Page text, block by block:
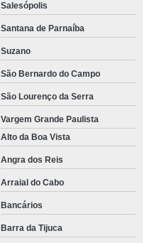
Salesópolis
Santana de Parnaíba
Suzano
São Bernardo do Campo
São Lourenço da Serra
Vargem Grande Paulista
Alto da Boa Vista
Angra dos Reis
Arraial do Cabo
Bancários
Barra da Tijuca